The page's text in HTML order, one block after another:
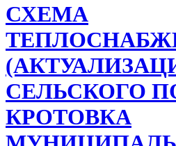
СХЕМА
СЕЛЬСКОГО
КРОТОВКА